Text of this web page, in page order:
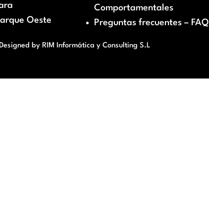
Oeste
Comportamentales
Preguntas frecuentes – FAQ
by RIM Informática y Consulting S.L